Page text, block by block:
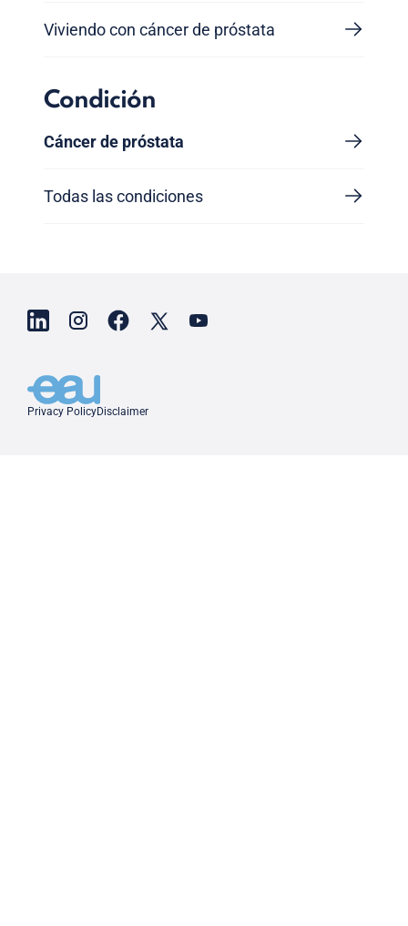
Viviendo con cáncer de próstata
Condición
Cáncer de próstata
Todas las condiciones
Privacy PolicyDisclaimer